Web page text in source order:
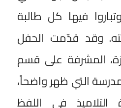
فيها كل طالبة
وقد قدّمت الحفل
المشرفة على قسم
التي ظهر واضحاً،
في اللفظ